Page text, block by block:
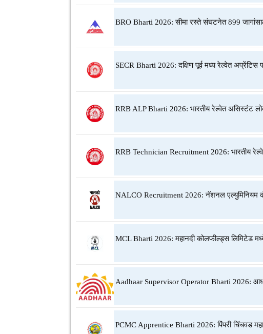
BRO Bharti 2026: सीमा रस्ते संघटनेत 899
SECR Bharti 2026: दक्षिण पूर्व मध्य रेल्वेत अप्रेंटिस
RRB ALP Bharti 2026: भारतीय रेल्वेत असिस्टंट
RRB Technician Recruitment 2026: भारतीय
NALCO Recruitment 2026: नॅशनल एल्युमिनियम
MCL Bharti 2026: महानदी कोलफील्ड्स लिमिटेड
Aadhaar Supervisor Operator Bharti 2026:
PCMC Apprentice Bharti 2026: पिंपरी चिंचवड